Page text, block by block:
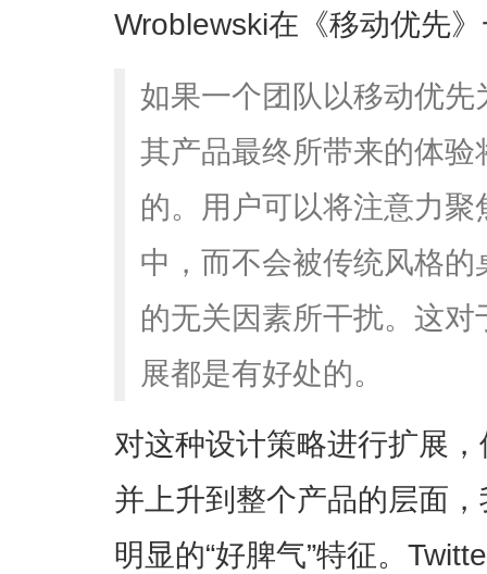
Wroblewski在《移动优先
如果一个团队以移动优
其产品最终所带来的体
的。用户可以将注意力
中，而不会被传统风格
的无关因素所干扰。这
展都是有好处的。
对这种设计策略进行扩展
并上升到整个产品的层面
明显的“好脾气”特征。